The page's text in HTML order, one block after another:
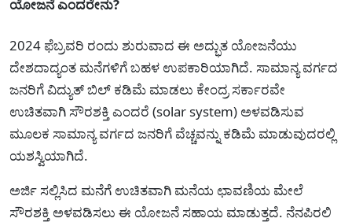
ಯೋಜನೆ ಎಂದರೇನು?
2024 ಫೆಬ್ರವರಿ ರಂದು ಶುರುವಾದ ಈ ಅದ್ಭುತ ಯೋಜನೆಯು
ದೇಶದಾದ್ಯಂತ ಮನೆಗಳಿಗೆ ಬಹಳ ಉಪಕಾರಿಯಾಗಿದೆ. ಸಾಮಾನ್ಯ ವರ್ಗದ
ಜನರಿಗೆ ವಿದ್ಯುತ್ ಬಿಲ್ ಕಡಿಮೆ ಮಾಡಲು ಕೇಂದ್ರ ಸರ್ಕಾರವೇ
ಉಚಿತವಾಗಿ ಸೌರಶಕ್ತಿ ಎಂದರೆ (solar system) ಅಳವಡಿಸುವ
ಮೂಲಕ ಸಾಮಾನ್ಯ ವರ್ಗದ ಜನರಿಗೆ ವೆಚ್ಚವನ್ನು ಕಡಿಮೆ ಮಾಡುವುದರಲ್ಲಿ
ಯಶಸ್ವಿಯಾಗಿದೆ.
ಅರ್ಜಿ ಸಲ್ಲಿಸಿದ ಮನೆಗೆ ಉಚಿತವಾಗಿ ಮನೆಯ ಛಾವಣಿಯ ಮೇಲೆ
ಸೌರಶಕ್ತಿ ಅಳವಡಿಸಲು ಈ ಯೋಜನೆ ಸಹಾಯ ಮಾಡುತ್ತದೆ. ನೆನಪಿರಲಿ